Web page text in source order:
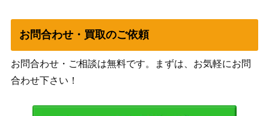
一）
自然の怒りのタイタン、ウーロ/Uro, Ti
tan of Nature’s Wrath【THB】拡張ア
ート版
（テーロス
還魂記）
ix, Yawgmoth Praetor [BRO] 《日》
お問合わせ・買取のご依頼
お問合わせ・ご相談は無料です。まずは、お気軽にお問
合わせ下さい！